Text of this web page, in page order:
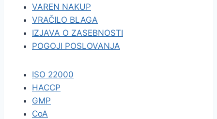
VAREN NAKUP
VRAČILO BLAGA
IZJAVA O ZASEBNOSTI
POGOJI POSLOVANJA
ISO 22000
HACCP
GMP
CoA